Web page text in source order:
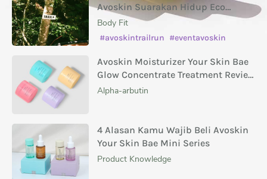
Avoskin Suarakan Hidup Eco
Conscious
Body Fit
#avoskintrailrun #eventavoskin
Avoskin Moisturizer Your Skin Bae
Glow Concentrate Treatment Review
Masing-Masing Variannya
Alpha-arbutin
4 Alasan Kamu Wajib Beli Avoskin
Your Skin Bae Mini Series
Product Knowledge